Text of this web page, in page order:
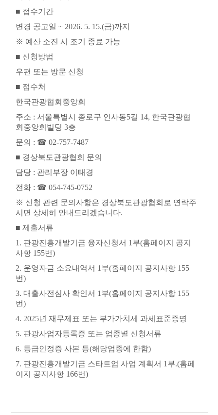
■ 접수기간
변경 공고일 ~ 2026. 5. 15.(금)까지
※ 예산 소진 시 조기 종료 가능
■ 신청방법
우편 또는 방문 신청
■ 접수처
한국관광협회중앙회
주소 : 서울특별시 종로구 인사동5길 14, 한국관광협
회중앙회빌딩 3층
문의 : ☎ 02-757-7487
■ 경상북도관광협회 문의
담당 : 관리부장 이태경
전화 : ☎ 054-745-0752
※ 신청 관련 문의사항은 경상북도관광협회로 연락주
시면 상세히 안내드리겠습니다.
■ 제출서류
1. 관광진흥개발기금 융자신청서 1 부(홈페이지 공지
사항 155번)
2. 운영자금 소요내역서 1 부(홈페이지 공지사항 155
번)
3. 대출사전심사 확인서 1 부(홈페이지 공지사항 155
번)
4. 2025년 재무제표 또는 부가가치세 과세표준증명
5. 관광사업자등록증 또는 업종별 신청서류
6. 등급인정증 사본 등(해당업종에 한함)
7. 관광진흥개발기금 스타트업 사업 계획서 1 부.(홈페
이지 공지사항 166번)